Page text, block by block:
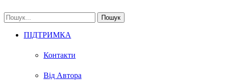
Пошук
ПІДТРИМКА
Контакти
Від Автора